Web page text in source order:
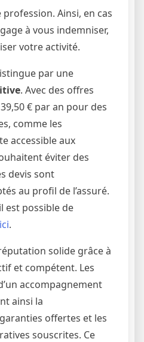
profession. Ainsi, en cas
à vous indemniser,
votre activité.
par une
. Avec des offres
€ par an pour des
comme les
accessible aux
éviter des
devis sont
au profil de l’assuré.
est possible de
ici.
solide grâce à
et compétent. Les
accompagnement
ainsi la
offertes et les
souscrites. Ce